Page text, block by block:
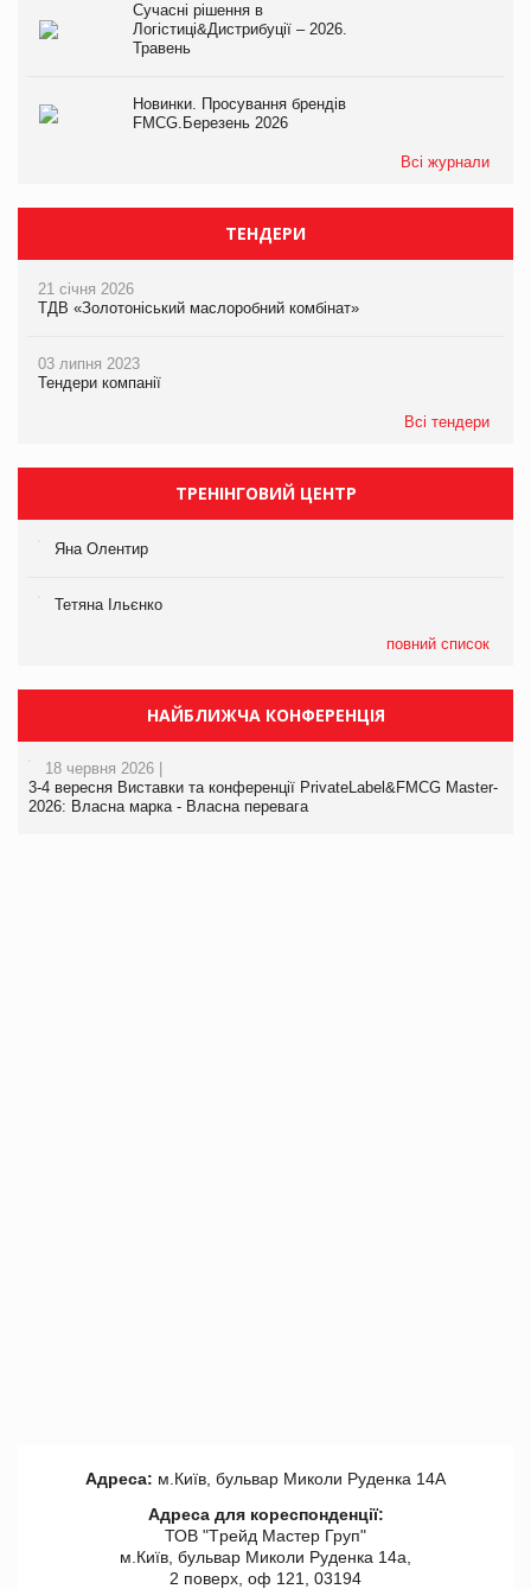
Сучасні рішення в
Логістиці&Дистрибуції – 2026.
Травень
Новинки. Просування брендів
FMCG.Березень 2026
Всі журнали
ТЕНДЕРИ
21 січня 2026
ТДВ «Золотоніський маслоробний комбінат»
03 липня 2023
Тендери компанії
Всі тендери
ТРЕНІНГОВИЙ ЦЕНТР
Яна Олентир
Тетяна Ільєнко
повний список
НАЙБЛИЖЧА КОНФЕРЕНЦІЯ
18 червня 2026 |
3-4 вересня Виставки та конференції PrivateLabel&FMCG Master-
2026: Власна марка - Власна перевага
Адреса: м.Київ, бульвар Миколи Руденка 14А
Адреса для кореспонденції:
ТОВ "Tрейд Мастер Груп"
м.Київ, бульвар Миколи Руденка 14а,
2 поверх, оф 121, 03194